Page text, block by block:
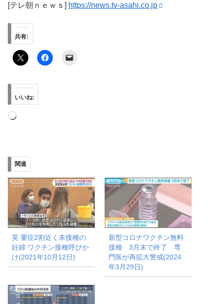
[テレ朝ｎｅｗｓ] https://news.tv-asahi.co.jp
共有:
いいね:
読
み
中…
関連
英 重症2割近く未接種の
妊婦 ワクチン接種呼びか
け(2021年10月12日)
新型コロナワクチン無料
接種 3月末で終了 専
門医が再拡大警戒(2024
年3月29日)